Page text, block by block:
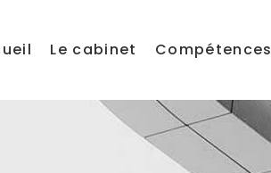
Le cabinet Compétences